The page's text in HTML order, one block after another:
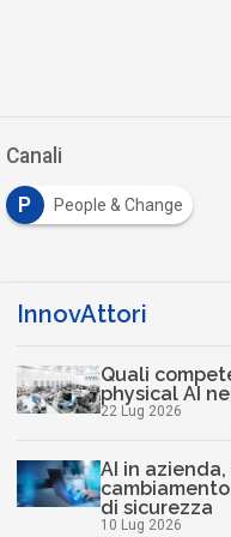
Canali
P People & Change
InnovAttori
Quali
physical AI
22 Lug 2026
AI in
di sicurezza
10 Lug 2026